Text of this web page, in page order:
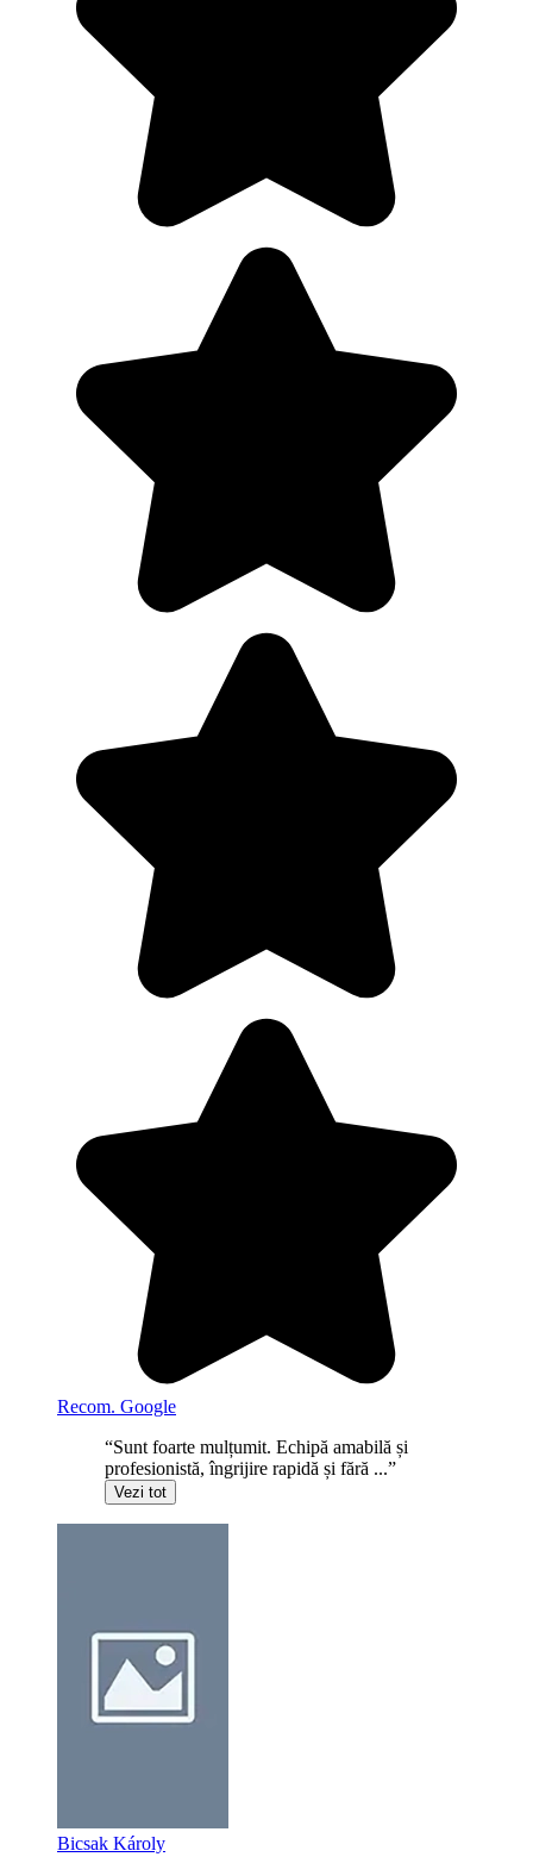
Recom. Google
“Sunt foarte mulțumit. Echipă amabilă și
profesionistă, îngrijire rapidă și fără ...”
Vezi tot
Bicsak Károly